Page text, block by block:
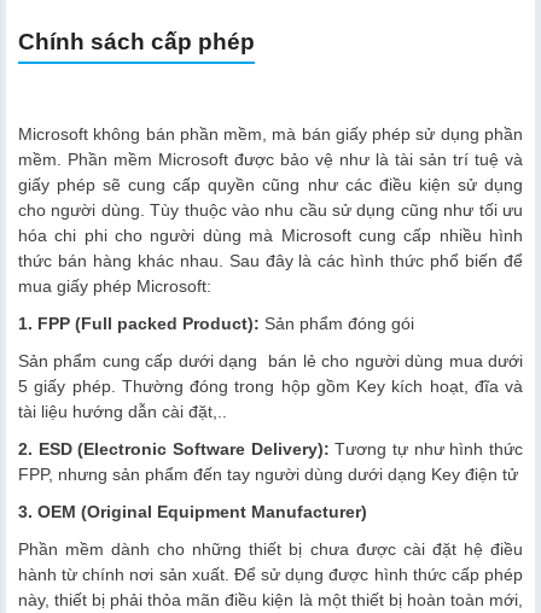
Chính sách cấp phép
Microsoft không bán phần mềm, mà bán giấy phép sử dụng phần
mềm. Phần mềm Microsoft được bảo vệ như là tài sản trí tuệ và
giấy phép sẽ cung cấp quyền cũng như các điều kiện sử dụng
cho người dùng. Tùy thuộc vào nhu cầu sử dụng cũng như tối ưu
hóa chi phi cho người dùng mà Microsoft cung cấp nhiều hình
thức bán hàng khác nhau. Sau đây là các hình thức phổ biến để
mua giấy phép Microsoft:
1. FPP (Full packed Product): Sản phẩm đóng gói
Sản phẩm cung cấp dưới dạng bán lẻ cho người dùng mua dưới
5 giấy phép. Thường đóng trong hộp gồm Key kích hoạt, đĩa và
tài liệu hướng dẫn cài đặt,..
2. ESD (Electronic Software Delivery):Tương tự như hình thức
FPP, nhưng sản phẩm đến tay người dùng dưới dạng Key điện tử
3. OEM (Original Equipment Manufacturer)
Phần mềm dành cho những thiết bị chưa được cài đặt hệ điều
hành từ chính nơi sản xuất. Để sử dụng được hình thức cấp phép
này, thiết bị phải thỏa mãn điều kiện là một thiết bị hoàn toàn mới,